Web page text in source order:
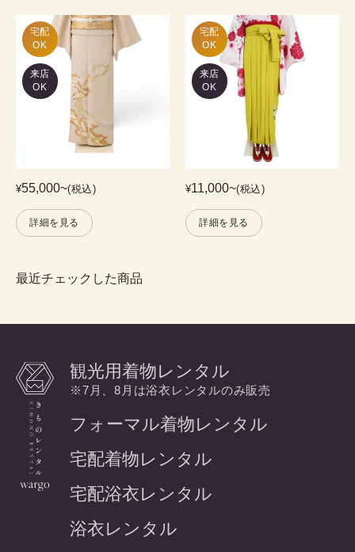
宅配
OK
来店
OK
¥55,000~(税込)
詳細を見る
宅配
OK
来店
OK
¥11,000~(税込)
詳細を見る
最近チェックした商品
観光用着物レンタル
※7月、8月は浴衣レンタルのみ販売
フォーマル着物レンタル
宅配着物レンタル
宅配浴衣レンタル
浴衣レンタル